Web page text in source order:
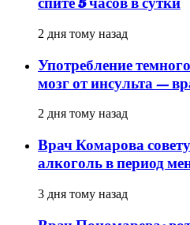
2 дня тому назад
Употребление
мозг от инсульта —
2 дня тому назад
Врач Комарова
алкоголь в период
3 дня тому назад